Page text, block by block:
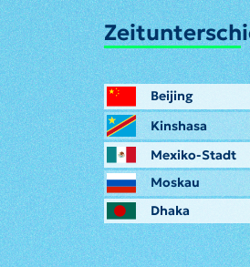
Beijing
Kinshasa
Mexiko-Stadt
Moskau
Dhaka